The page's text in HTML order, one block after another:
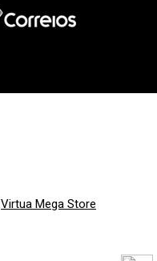
Virtua Mega Store